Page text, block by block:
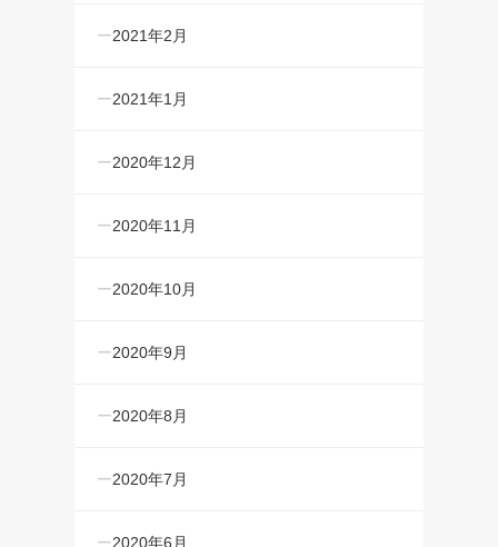
2021年2月
2021年1月
2020年12月
2020年11月
2020年10月
2020年9月
2020年8月
2020年7月
2020年6月